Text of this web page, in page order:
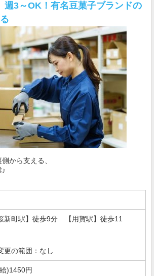
週3～OK！有名豆菓子ブランドの
から支える、
♪
れている豆菓子の物流センターで、
おまかせします！
／
きな方
新町駅】徒歩9分 【用賀駅】徒歩11
更の範囲：なし
)1450円